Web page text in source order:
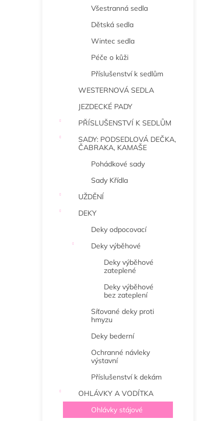
Všestranná sedla
Dětská sedla
Wintec sedla
Péče o kůži
Příslušenství k sedlům
WESTERNOVÁ SEDLA
JEZDECKÉ PADY
PŘÍSLUŠENSTVÍ K SEDLŮM
SADY: PODSEDLOVÁ DEČKA,
ČABRAKA, KAMAŠE
Pohádkové sady
Sady Křídla
UŽDĚNÍ
DEKY
Deky odpocovací
Deky výběhové
Deky výběhové
zateplené
Deky výběhové
bez zateplení
Síťované deky proti
hmyzu
Deky bederní
Ochranné návleky
výstavní
Příslušenství k dekám
OHLÁVKY A VODÍTKA
Ohlávky stájové